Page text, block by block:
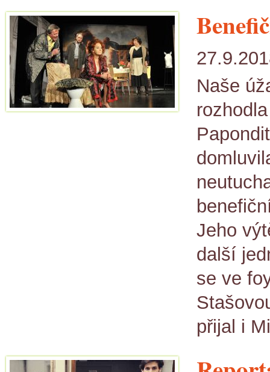
Naše
Jeho
další
se ve
přijal i